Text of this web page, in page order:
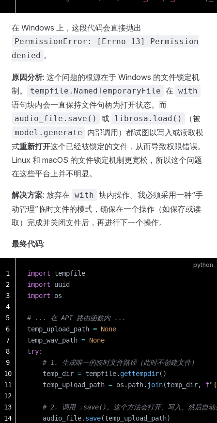
在 Windows 上，这段代码会直接抛出
PermissionError: [Errno 13] Permission
denied 。
原因分析: 这个问题的根源在于 Windows 的文件锁定机
制。
tempfile.NamedTemporaryFile 在 with
语句块内会一直保持文件句柄为打开状态。而
audio_file.save() 或 librosa.load() （被
model.generate
内部调用）都试图以写入或读取模
式重新打开这个已经被锁定的文件，从而导致权限错误。
Linux 和 macOS 的文件锁定机制更宽松，所以这个问题
在这些平台上并不明显。
解决方案: 放弃在 with 块内操作。我必须采用一种“手
动管理”临时文件的模式，确保在一个操作（如保存或读
取）完成并关闭文件后，再进行下一个操作。
最终代码:
python
import tempfile
import uuid
import os
# ... 在 API 路由函数内 ...
temp_upload_path = None
temp_wav_path = None
try:
    # 1. 生成唯一的临时文件路径（此时不创建文件）
    temp_dir
= tempfile.gettempdir()
    temp_upload_path
= os.path. join(temp_dir, f"{
# 2. 调用 .save()。这个方法会打开、写入、然后自动
    audio_file.
save(temp_upload_path)
1
2
3
4
5
6
7
8
9
10
11
12
13
14